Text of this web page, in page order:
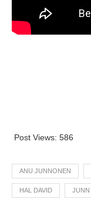
Post Views: 586
ANU JUNNONEN
HAL DAVID JUNN